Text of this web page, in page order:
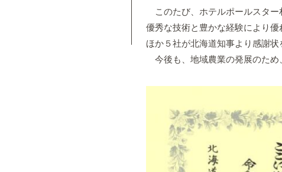
このたび、ホテルポールスター
優秀な技術と豊かな経験により
ほか５社が北海道知事より感謝状
今後も、地域農業の発展のため